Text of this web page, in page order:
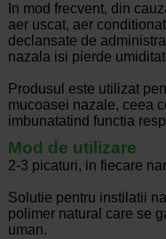
In mod frecvent, din
aer uscat, aer
declansate de
nazala isi pierde
Produsul este utilizat
mucoasei nazale, ceea
imbunatatind functia
Mod de utilizare
2-3 picaturi, in fiecare
Solutie pentru instilatii
polimer natural care se
uman.